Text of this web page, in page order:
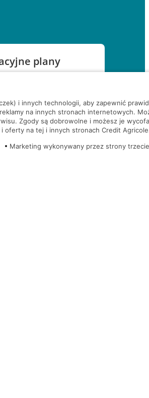
plany
i innych technologii, aby zapewnić
na innych stronach internetowych.
Zgody są dobrowolne i możesz je
oferty na tej i innych stronach Credit
Marketing wykonywany przez strony trzecie